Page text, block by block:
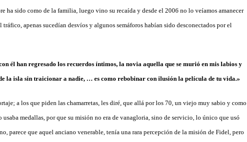
ha sido como de la familia, luego vino su recaída y desde el 2006 no lo veíamos amanecer
apenas sucedían desvíos y algunos semáforos habían sido desconectados por el
él han regresado los recuerdos íntimos, la novia aquella que se murió en mis labios y
la isla sin traicionar a nadie, … es como rebobinar con ilusión la película de tu vida.»
a los que piden las chamarretas, les diré, que allá por los 70, un viejo muy sabio y como
medallas, por que su misión no era de vanagloria, sino de servicio, lo único que usó
parece que aquel anciano venerable, tenía una rara percepción de la misión de Fidel, pero